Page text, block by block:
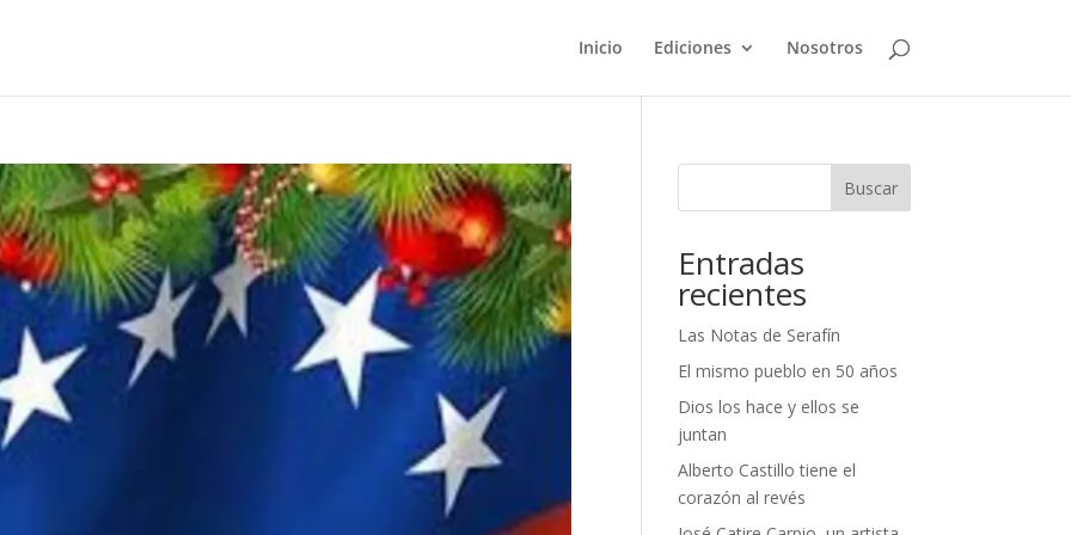
Inicio Ediciones Nosotros
Buscar
Entradas
recientes
Las Notas de Serafín
El mismo pueblo en 50 años
Dios los hace y ellos se
juntan
Alberto Castillo tiene el
corazón al revés